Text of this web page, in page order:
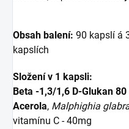
Obsah balení: 90 kapslí á
kapslích
Složení v 1 kapsli:
Beta -1,3/1,6 D-Glukan 80
Acerola, Malphighia
vitamínu C - 40mg